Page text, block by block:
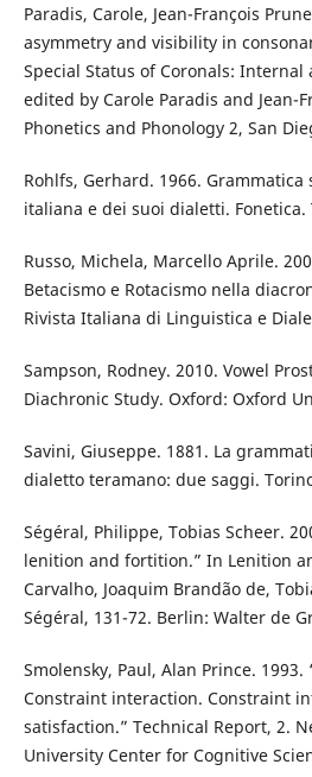
Paradis, Carole, Jean-François
asymmetry and visibility in
Special Status of Coronals: Internal
edited by Carole Paradis and Jean-
Phonetics and Phonology 2, San
Rohlfs, Gerhard. 1966.
italiana e dei suoi dialetti.
Russo, Michela, Marcello Aprile.
Betacismo e Rotacismo nella
Rivista Italiana di Linguistica e
Sampson, Rodney. 2010. Vowel
Diachronic Study. Oxford: Oxford
Savini, Giuseppe. 1881. La
dialetto teramano: due saggi.
Ségéral, Philippe, Tobias Scheer.
lenition and fortition.” In Lenition
Carvalho, Joaquim Brandão de,
Ségéral, 131-72. Berlin: Walter de
Smolensky, Paul, Alan Prince.
Constraint interaction. Constraint
satisfaction.” Technical Report, 2.
University Center for Cognitive